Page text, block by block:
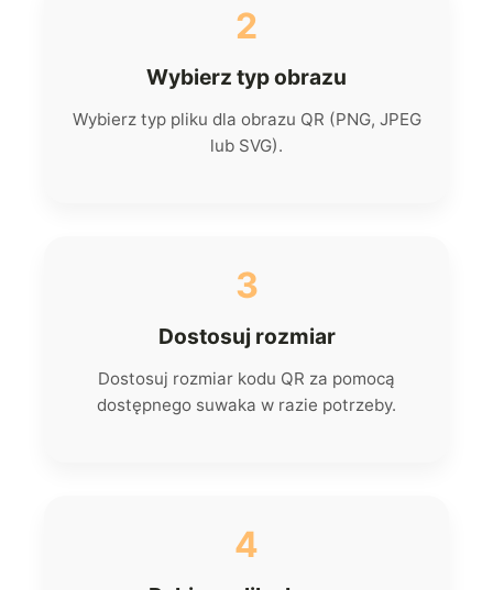
2
Wybierz typ obrazu
Wybierz typ pliku dla obrazu QR (PNG, JPEG
lub SVG).
3
Dostosuj rozmiar
Dostosuj rozmiar kodu QR za pomocą
dostępnego suwaka w razie potrzeby.
4